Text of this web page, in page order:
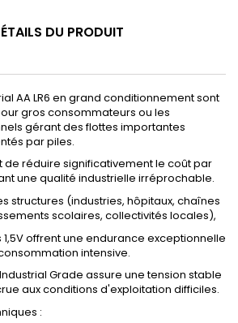
DU PRODUIT
AA LR6 en grand conditionnement sont
gros consommateurs ou les
gérant des flottes importantes
par piles.
de réduire significativement le coût par
une qualité industrielle irréprochable.
structures (industries, hôpitaux, chaînes
scolaires, collectivités locales),
offrent une endurance exceptionnelle
intensive.
Grade assure une tension stable
aux conditions d'exploitation difficiles.
: